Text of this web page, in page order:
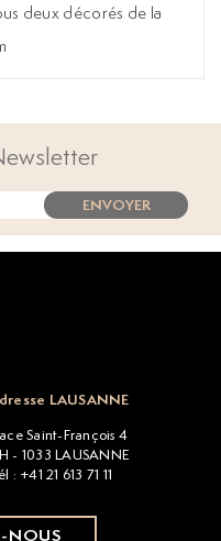
deux décorés de la
ENVOYER
LAUSANNE
Saint-François 4
- 1033 LAUSANNE
: +41 21 613 71 11
NOUS